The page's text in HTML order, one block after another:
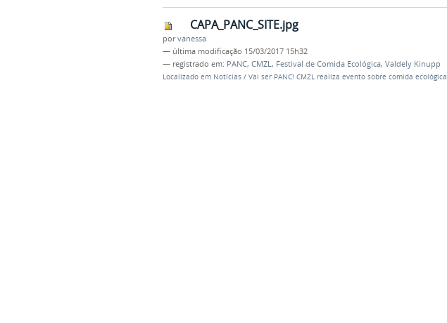
CAPA_PANC_SITE.jpg
porvanessa
— última modificação 15/03/2017 15h32
— registrado em: PANC, CMZL, Festival de Comida Ecológica, Valdely Kinupp
Localizado em Notícias / Vai ser PANC! CMZL realiza evento sobre comida ecológica